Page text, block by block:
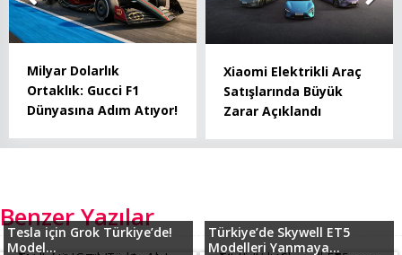
Milyar Dolarlık
Ortaklık: Gucci F1
Dünyasına Adım Atıyor!
Xiaomi Elektrikli Araç
Satışlarında Büyük
Zarar Açıklandı
Benzer Yazılar
Tesla için Grok Türkiye’de!
Model...
Türkiye’de Skywell ET5
Modelleri Yanmaya...